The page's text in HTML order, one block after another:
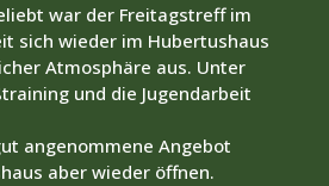
war der Freitagstreff im
sich wieder im Hubertushaus
Atmosphäre aus. Unter
und die Jugendarbeit
angenommene Angebot
aber wieder öffnen.